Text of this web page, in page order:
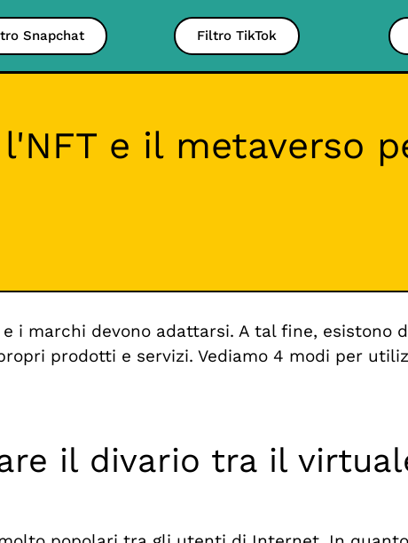
Snapchat Filtro TikTok
e il metaverso
i marchi devono adattarsi. A tal fine, esistono
prodotti e servizi. Vediamo 4 modi per
il divario tra il